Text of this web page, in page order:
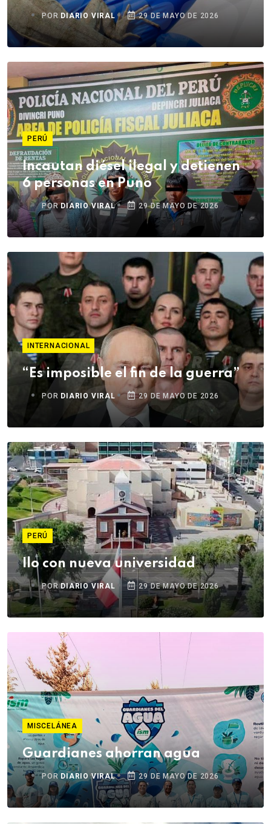
POR DIARIO VIRAL 29 DE MAYO DE 2026
PERÚ
Incautan diésel ilegal y detienen
6 personas en Puno
PORDIARIO VIRAL 29 DE MAYO DE 2026
INTERNACIONAL
“Es imposible el fin de la guerra”
POR DIARIO VIRAL 29 DE MAYO DE 2026
PERÚ
Ilo con nueva universidad
PORDIARIO VIRAL 29 DE MAYO DE 2026
MISCELÁNEA
Guardianes ahorran agua
POR DIARIO VIRAL 29 DE MAYO DE 2026